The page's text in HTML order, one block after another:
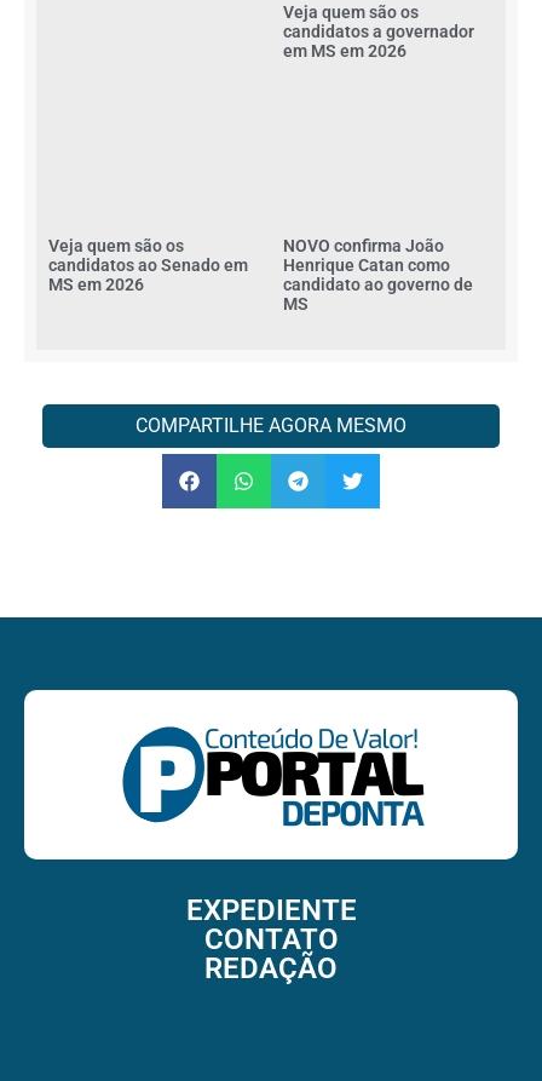
Veja quem são os
candidatos a governador
em MS em 2026
Veja quem são os
candidatos ao Senado em
MS em 2026
NOVO confirma João
Henrique Catan como
candidato ao governo de
MS
COMPARTILHE AGORA MESMO
EXPEDIENTE
CONTATO
REDAÇÃO